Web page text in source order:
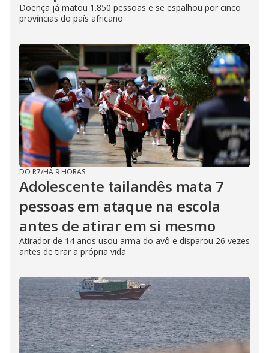
Doença já matou 1.850 pessoas e se espalhou por cinco
províncias do país africano
DO R7/HÁ 9 HORAS
Adolescente tailandês mata 7
pessoas em ataque na escola
antes de atirar em si mesmo
Atirador de 14 anos usou arma do avô e disparou 26 vezes
antes de tirar a própria vida